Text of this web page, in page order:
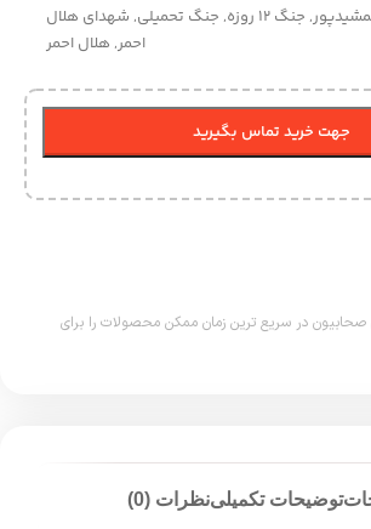
, جنگ 12 روزه , جنگ تحمیلی, شهدای هلال
احمر, هلال احمر
جهت خرید تماس بگیرید
در سریع ترین زمان ممکن محصولات را برای
توضیحات تکمیلینظرات (0)